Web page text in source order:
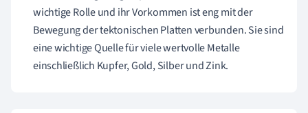
wichtige Rolle und ihr Vorkommen ist eng mit der
Bewegung der tektonischen Platten verbunden. Sie sind
eine wichtige Quelle für viele wertvolle Metalle
einschließlich Kupfer, Gold, Silber und Zink.